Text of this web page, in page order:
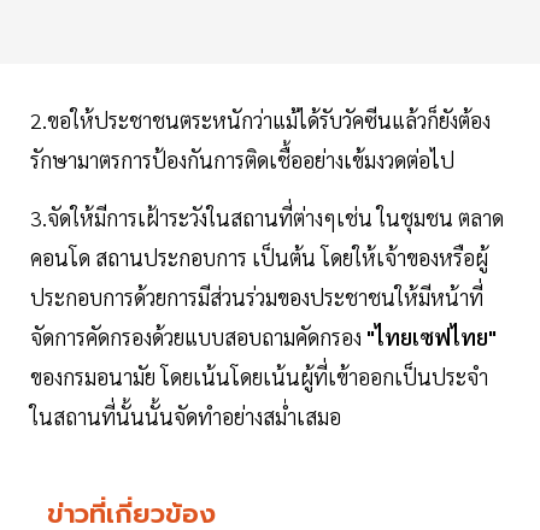
2.ขอให้ประชาชนตระหนักว่าแม้ได้รับวัคซีนแล้วก็ยังต้อง
รักษามาตรการป้องกันการติดเชื้ออย่างเข้มงวดต่อไป
3.จัดให้มีการเฝ้าระวังในสถานที่ต่างๆเช่น ในชุมชน ตลาด
คอนโด สถานประกอบการ เป็นต้น โดยให้เจ้าของหรือผู้
ประกอบการด้วยการมีส่วนร่วมของประชาชนให้มีหน้าที่
จัดการคัดกรองด้วยแบบสอบถามคัดกรอง "ไทยเซฟไทย"
ของกรมอนามัย โดยเน้นโดยเน้นผู้ที่เข้าออกเป็นประจำ
ในสถานที่นั้นนั้นจัดทำอย่างสม่ำเสมอ
ข่าวที่เกี่ยวข้อง